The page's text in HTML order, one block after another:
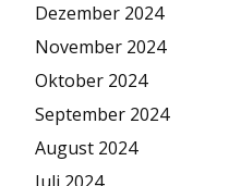
Dezember 2024
November 2024
Oktober 2024
September 2024
August 2024